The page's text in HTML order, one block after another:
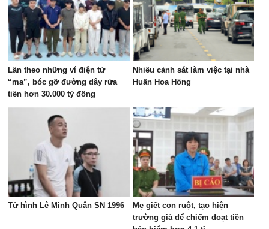
Lần theo những ví điện tử
“ma”, bóc gỡ đường dây rửa
tiền hơn 30.000 tỷ đồng
Nhiều cảnh sát làm việc tại nhà
Huấn Hoa Hồng
Tử hình Lê Minh Quân SN 1996
Mẹ giết con ruột, tạo hiện
trường giả để chiếm đoạt tiền